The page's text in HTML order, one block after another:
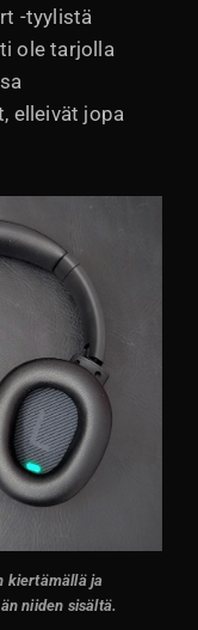
-tyylistä
ole tarjolla
elleivät jopa
kiertämällä ja
niiden sisältä.